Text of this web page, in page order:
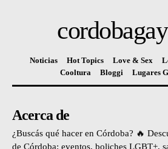
cordobagay
Noticias Hot Topics Love & Sex
Cooltura
Bloggi Lugares
Acerca de
¿Buscás qué hacer en Córdoba? 🔥
de Córdoba: eventos, boliches LGBT+,